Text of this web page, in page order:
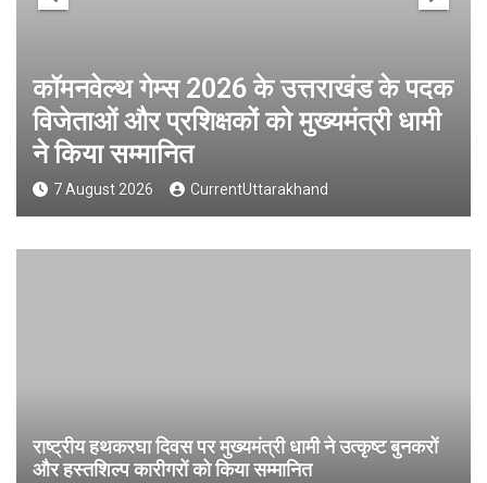
कॉमनवेल्थ गेम्स 2026 के उत्तराखंड के पदक
विजेताओं और प्रशिक्षकों को मुख्यमंत्री धामी
ने किया सम्मानित
7 August 2026 CurrentUttarakhand
राष्ट्रीय हथकरघा दिवस पर मुख्यमंत्री धामी ने उत्कृष्ट बुनकरों
और हस्तशिल्प कारीगरों को किया सम्मानित